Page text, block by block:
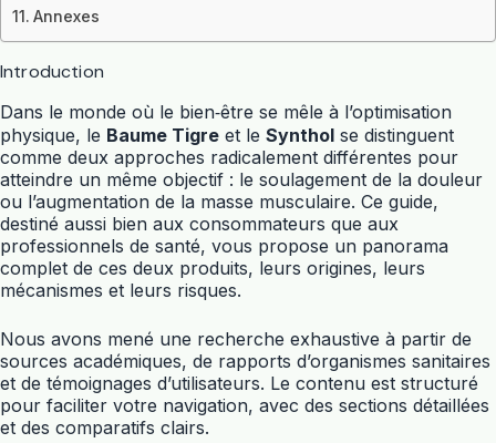
Annexes
Introduction
Dans le monde où le bien‑être se mêle à l’optimisation
physique, le Baume Tigre et le Synthol se distinguent
comme deux approches radicalement différentes pour
atteindre un même objectif : le soulagement de la douleur
ou l’augmentation de la masse musculaire. Ce guide,
destiné aussi bien aux consommateurs que aux
professionnels de santé, vous propose un panorama
complet de ces deux produits, leurs origines, leurs
mécanismes et leurs risques.
Nous avons mené une recherche exhaustive à partir de
sources académiques, de rapports d’organismes sanitaires
et de témoignages d’utilisateurs. Le contenu est structuré
pour faciliter votre navigation, avec des sections détaillées
et des comparatifs clairs.